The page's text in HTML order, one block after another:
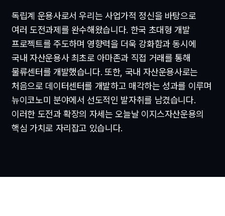
독립계 운용사로서 우리는 사업가적 정신을 바탕으로
여러 도전과제를 완수해왔습니다. 한국 초대형 개발
프로젝트를 주도하며 영향력을 더욱 강화함과 동시에
국내 자산운용사 최초로 아마존과 직접 거래를 통해
물류센터를 개발했습니다. 또한, 국내 자산운용사로는
처음으로 데이터센터를 개발하고 매각하는 성과를 이루며
뉴이코노미 분야에서 선도적인 발자취를 남겼습니다.
이러한 도전과 확장의 자세는 오늘날 이지스자산운용의
핵심 가치로 자리잡고 있습니다.